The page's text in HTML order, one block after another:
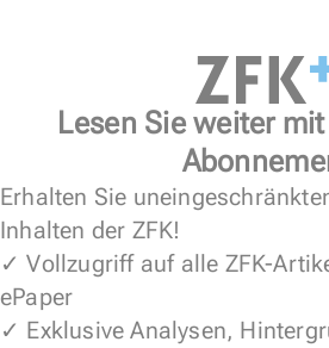
Lesen Sie weiter
Erhalten Sie
Inhalten der ZFK!
✓ Vollzugriff auf alle ZFK-
ePaper
✓ Exklusive Analysen,